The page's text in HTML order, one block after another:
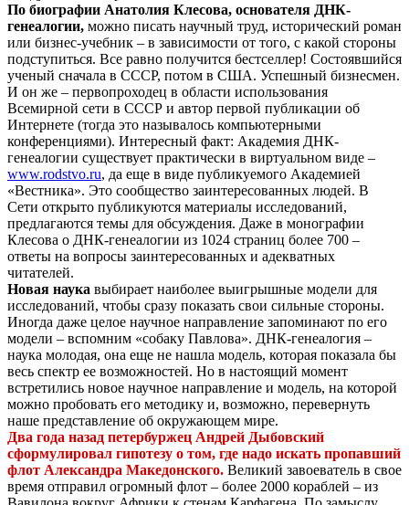
По биографии Анатолия Клесова, основателя ДНК-
генеалогии, можно писать научный труд, исторический роман
или бизнес-учебник – в зависимости от того, с какой стороны
подступиться. Все равно получится бестселлер! Состоявшийся
ученый сначала в СССР, потом в США. Успешный бизнесмен.
И он же – первопроходец в области использования
Всемирной сети в СССР и автор первой публикации об
Интернете (тогда это называлось компьютерными
конференциями). Интересный факт: Академия ДНК-
генеалогии существует практически в виртуальном виде –
www.rodstvo.ru, да еще в виде публикуемого Академией
«Вестника». Это сообщество заинтересованных людей. В
Сети открыто публикуются материалы исследований,
предлагаются темы для обсуждения. Даже в монографии
Клесова о ДНК-генеалогии из 1024 страниц более 700 –
ответы на вопросы заинтересованных и адекватных
читателей.
Новая наука выбирает наиболее выигрышные модели для
исследований, чтобы сразу показать свои сильные стороны.
Иногда даже целое научное направление запоминают по его
модели – вспомним «собаку Павлова». ДНК-генеалогия –
наука молодая, она еще не нашла модель, которая показала бы
весь спектр ее возможностей. Но в настоящий момент
встретились новое научное направление и модель, на которой
можно пробовать его методику и, возможно, перевернуть
наше представление об окружающем мире.
Два года назад петербуржец Андрей Дыбовский
сформулировал гипотезу о том, где надо искать пропавший
флот Александра Македонского. Великий завоеватель в свое
время отправил огромный флот – более 2000 кораблей – из